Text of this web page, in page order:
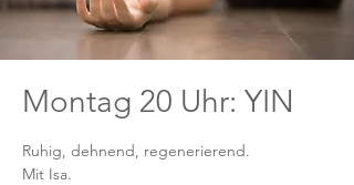
Montag 20 Uhr: YIN
Ruhig, dehnend, regenerierend.
Mit Isa.